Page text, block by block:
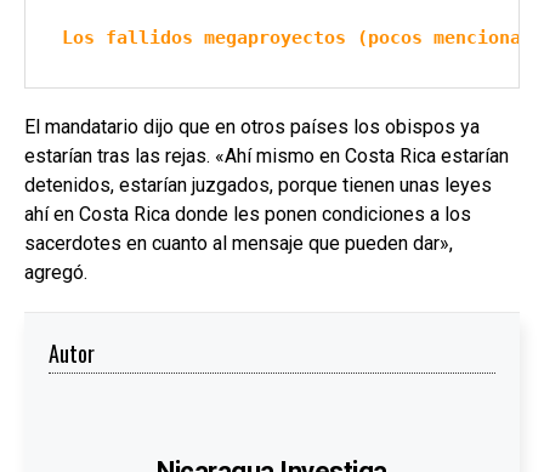
Los fallidos megaproyectos (pocos
El mandatario dijo que en otros países los obispos ya
estarían tras las rejas. «Ahí mismo en Costa Rica estarían
detenidos, estarían juzgados, porque tienen unas leyes
ahí en Costa Rica donde les ponen condiciones a los
sacerdotes en cuanto al mensaje que pueden dar»,
agregó.
Autor